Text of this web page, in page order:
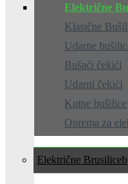
Električne
Klasične
Udarne
Bušaći čekići
Udarni čekići
Kutne bušilice
Oprema za
Električne Brusilice